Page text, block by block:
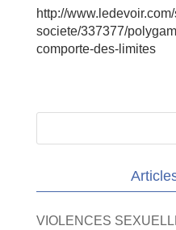
http://
societe/337377/
comporte-des-limites
VIOLENCES